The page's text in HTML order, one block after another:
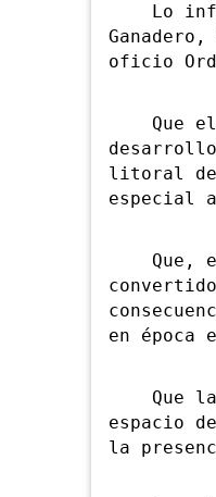
Lo
oficio
Que el
litoral de
especial
Que, en
en época
Que la
espacio
la